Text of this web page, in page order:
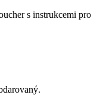
s instrukcemi pro